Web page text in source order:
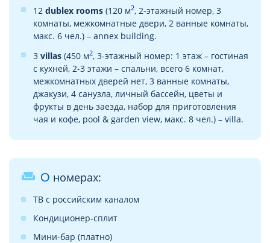
12 dublex rooms (120 м2, 2-этажный номер, 3
комнаты, межкомнатные двери, 2 ванные комнаты,
макс. 6 чел.) – annex building.
3 villas (450 м2, 3-этажный номер: 1 этаж – гостиная
с кухней, 2-3 этажи – спальни, всего 6 комнат,
межкомнатных дверей нет, 3 ванные комнаты,
джакузи, 4 санузла, личный бассейн, цветы и
фрукты в день заезда, набор для приготовления
чая и кофе, pool & garden view, макс. 8 чел.) – villa.
weekend О номерах:
ТВ с российским каналом
Кондиционер-сплит
Мини-бар (платно)